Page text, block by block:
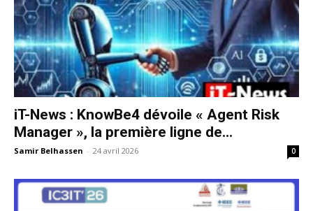
iT-News : KnowBe4 dévoile « Agent Risk
Manager », la première ligne de...
Samir Belhassen - 24 avril 2026 0